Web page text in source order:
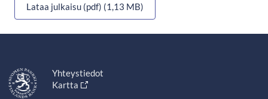
Lataa julkaisu (pdf) (1,13 MB)
Yhteystiedot
Kartta